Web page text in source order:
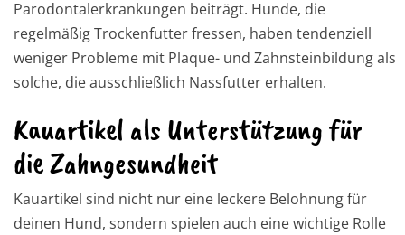
Parodontalerkrankungen beiträgt. Hunde, die
regelmäßig Trockenfutter fressen, haben tendenziell
weniger Probleme mit Plaque- und Zahnsteinbildung als
solche, die ausschließlich Nassfutter erhalten.
Kauartikel als Unterstützung für
die Zahngesundheit
Kauartikel sind nicht nur eine leckere Belohnung für
deinen Hund, sondern spielen auch eine wichtige Rolle